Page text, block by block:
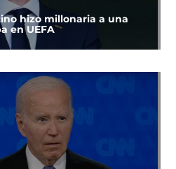
hizo millonaria a una
en UEFA